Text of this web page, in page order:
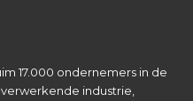
17.000 ondernemers in de
industrie,